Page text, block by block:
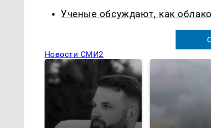
Ученые обсуждают, как
Новости СМИ2